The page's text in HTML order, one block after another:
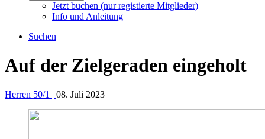
Jetzt buchen (nur registierte Mitglieder)
Info und Anleitung
Suchen
Auf der Zielgeraden eingeholt
Herren 50/1 | 08. Juli 2023